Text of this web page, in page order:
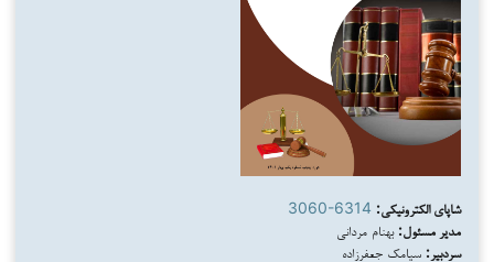
شاپای الکترونیکی: 3060-6314
مدیر مسئول: بهنام مردانی
سردبیر: سیامک جعفرزاده